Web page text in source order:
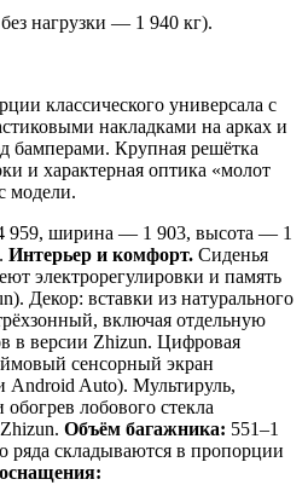
нагрузки — 1 940 кг).
классического универсала с
накладками на арках и
бамперами. Крупная решётка
и характерная оптика «молот
модели.
959, ширина — 1 903, высота — 1
Интерьер и комфорт. Сиденья
электрорегулировки и память
Декор: вставки из натурального
включая отдельную
в версии Zhizun. Цифровая
сенсорный экран
Android Auto). Мультируль,
обогрев лобового стекла
Объём багажника: 551–1
ряда складываются в пропорции